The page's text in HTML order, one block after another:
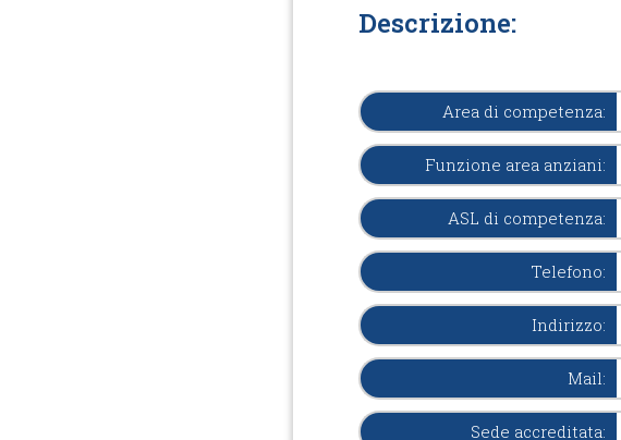
Descrizione:
Area di competenza:
Funzione area anziani:
ASL di competenza:
Telefono:
Indirizzo:
Mail:
Sede accreditata: